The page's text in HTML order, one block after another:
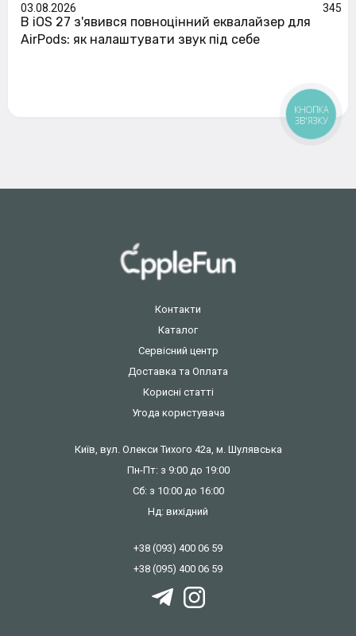
03.08.2026 345
В iOS 27 з'явився повноцінний еквалайзер для
AirPods: як налаштувати звук під себе
Контакти
Каталог
Сервісний центр
Доставка та Оплата
Корисні статті
Угода користувача
Київ, вул. Олекси Тихого 42а, м. Шулявська
Пн-Пт: з 9:00 до 19:00
Сб: з 10:00 до 16:00
Нд: вихідний
+38 (093) 400 06 59
+38 (095) 400 06 59
КНОПКА
ЗВ'ЯЗКУ